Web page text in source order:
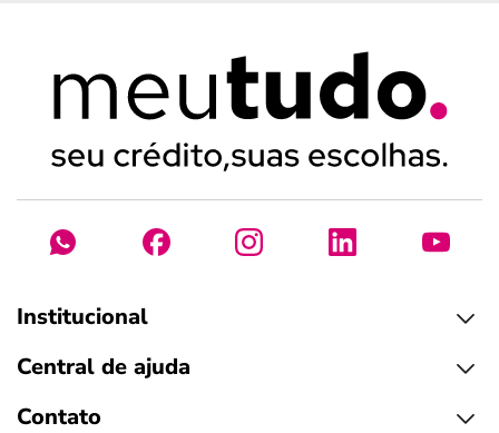
Institucional
Central de ajuda
Contato